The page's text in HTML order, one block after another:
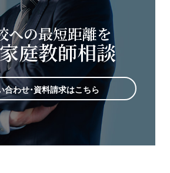
への最短距離を
庭教師相談
合わせ・資料請求はこちら